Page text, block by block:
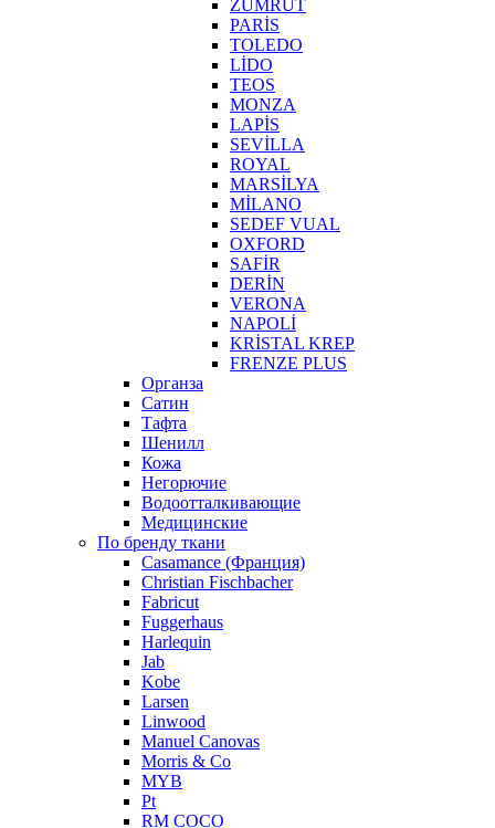
ZÜMRÜT
PARİS
TOLEDO
LİDO
TEOS
MONZA
LAPİS
SEVİLLA
ROYAL
MARSİLYA
MİLANO
SEDEF VUAL
OXFORD
SAFİR
DERİN
VERONA
NAPOLİ
KRİSTAL KREP
FRENZE PLUS
Органза
Сатин
Тафта
Шенилл
Кожа
Негорючие
Водоотталкивающие
Медицинские
По бренду ткани
Casamance (Франция)
Christian Fischbacher
Fabricut
Fuggerhaus
Harlequin
Jab
Kobe
Larsen
Linwood
Manuel Canovas
Morris & Co
MYB
Pt
RM COCO